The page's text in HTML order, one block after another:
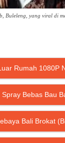
Buleleng, yang viral di
Rumah 1080P
Spray Bebas Bau
Bali Brokat